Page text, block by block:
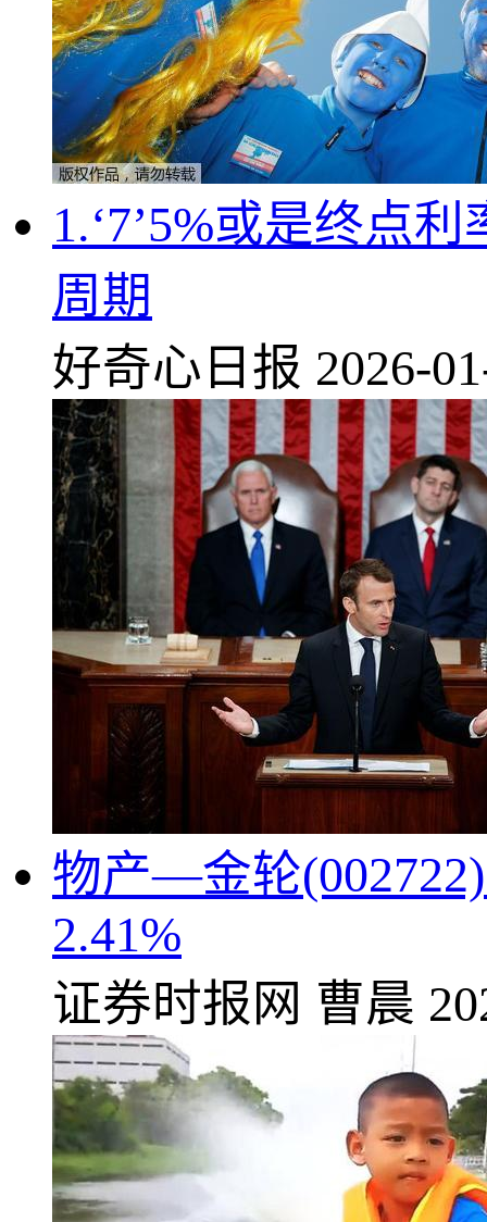
1.‘7’5%或是终点
周期
好奇心日报 2026-
物产—金轮
2.41%
证券时报网 曹晨